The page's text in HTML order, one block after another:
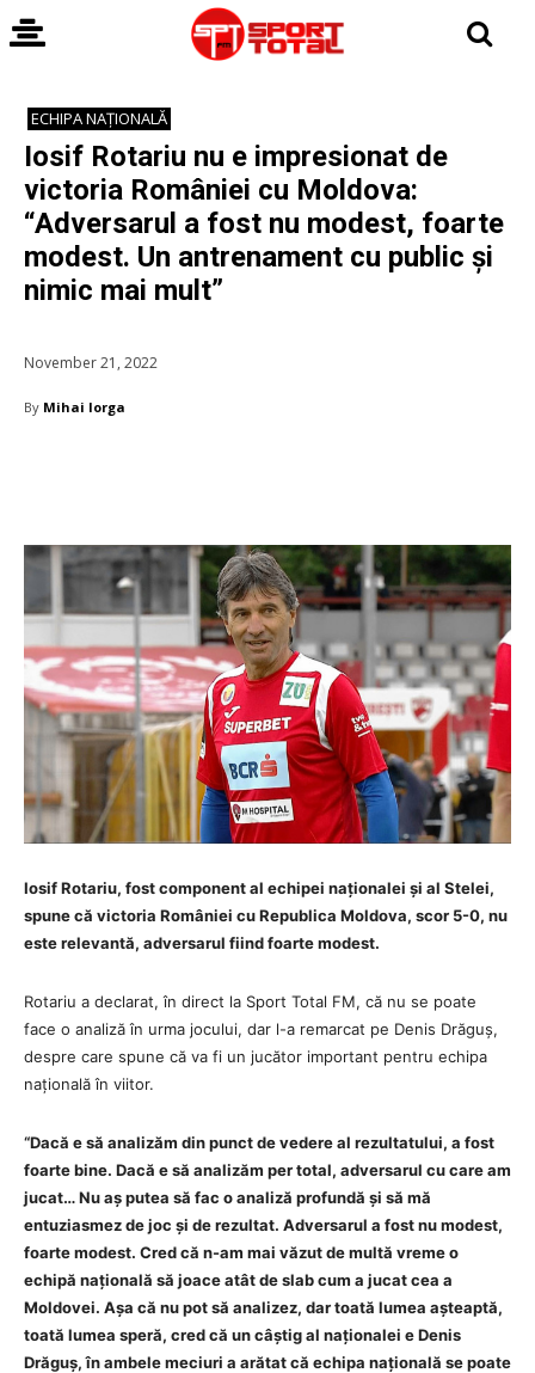
ECHIPA NAȚIONALĂ
Iosif Rotariu nu e impresionat de
victoria României cu Moldova:
“Adversarul a fost nu modest, foarte
modest. Un antrenament cu public și
nimic mai mult”
November 21, 2022
By Mihai Iorga
Iosif Rotariu, fost component al echipei naționalei și al Stelei,
spune că victoria României cu Republica Moldova, scor 5-0, nu
este relevantă, adversarul fiind foarte modest.
Rotariu a declarat, în direct la Sport Total FM, că nu se poate
face o analiză în urma jocului, dar l-a remarcat pe Denis Drăguș,
despre care spune că va fi un jucător important pentru echipa
națională în viitor.
“Dacă e să analizăm din punct de vedere al rezultatului, a fost
foarte bine. Dacă e să analizăm per total, adversarul cu care am
jucat… Nu aș putea să fac o analiză profundă și să mă
entuziasmez de joc și de rezultat. Adversarul a fost nu modest,
foarte modest. Cred că n-am mai văzut de multă vreme o
echipă națională să joace atât de slab cum a jucat cea a
Moldovei. Așa că nu pot să analizez, dar toată lumea așteaptă,
toată lumea speră, cred că un câștig al naționalei e Denis
Drăguș, în ambele meciuri a arătat că echipa națională se poate